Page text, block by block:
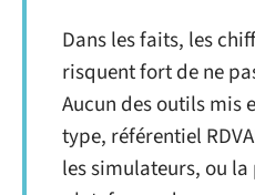
Dans les faits, les
risquent fort de ne
Aucun des outils mis
type, référentiel
les simulateurs, ou